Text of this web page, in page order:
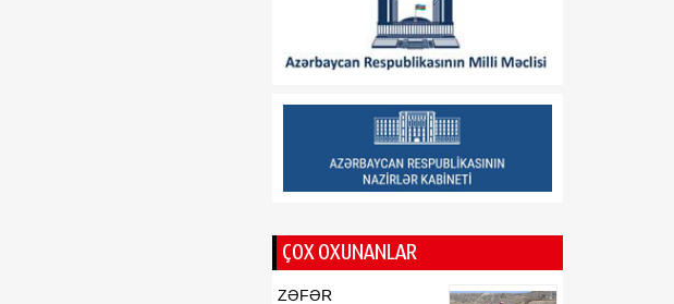
“Vətən” jurnalı: Özbəkistan
və Azərbaycan: Müttəfiqlik
07 Avqust
Kənd Təsərrüfatı
Nazirliyinin vəzifəli şəxsləri
rayonlarından olan
vətəndaşlarla görüşüb
16:29
ÇOX OXUNANLAR
ZƏFƏR